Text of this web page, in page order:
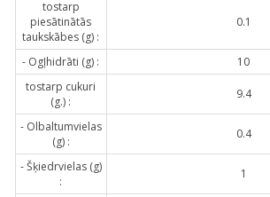
tostarp
piesātinātās
taukskābes (g) :
0.1
- Ogļhidrāti (g) :
10
tostarp cukuri
(g.) :
9.4
- Olbaltumvielas
(g) :
0.4
- Šķiedrvielas (g)
:
1